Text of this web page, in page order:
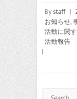
Bystaff |
お知らせ,
活動に関
活動報告
|